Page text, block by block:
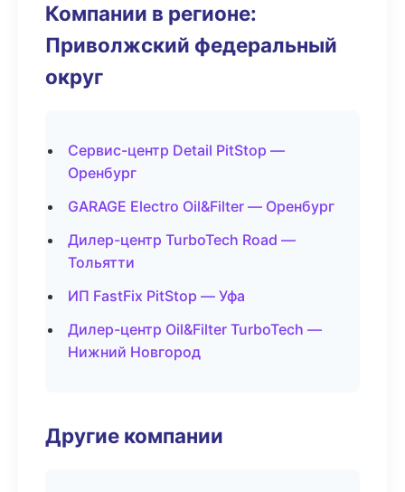
Компании в регионе:
Приволжский федеральный
округ
Сервис-центр Detail PitStop —
Оренбург
GARAGE Electro Oil&Filter — Оренбург
Дилер-центр TurboTech Road —
Тольятти
ИП FastFix PitStop — Уфа
Дилер-центр Oil&Filter TurboTech —
Нижний Новгород
Другие компании